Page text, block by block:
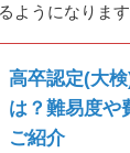
ようになります
高卒認定(大
は？難易度や
ご紹介